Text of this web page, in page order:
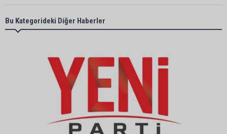
Başkan Ali Bedrettin Karataş’tan sahiller için
duyarlılık çağrısı
MHP Adana İl Başkanı Hakan Yıldırım:
“Liderimize dil uzatmak sizin haddinize değildir”
Adanalı 13 yaşındaki Ela Nur şelalede hayatını
kaybetti
Bu Kategorideki Diğer Haberler